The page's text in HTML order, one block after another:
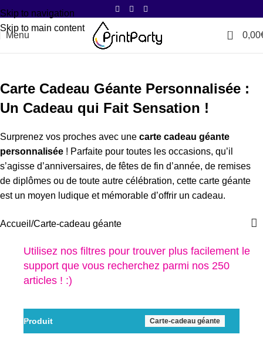
Skip to navigation
Skip to main content
Menu 0 0,00
Carte Cadeau Géante Personnalisée :
Un Cadeau qui Fait Sensation !
Surprenez vos proches avec une carte cadeau géante
personnalisée ! Parfaite pour toutes les occasions, qu’il
s’agisse d’anniversaires, de fêtes de fin d’année, de remises
de diplômes ou de toute autre célébration, cette carte géante
est un moyen ludique et mémorable d’offrir un cadeau.
Accueil Carte-cadeau géante
Utilisez nos filtres pour trouver plus facilement le
support que vous recherchez parmi nos 250
articles ! :)
Produit Carte-cadeau géante